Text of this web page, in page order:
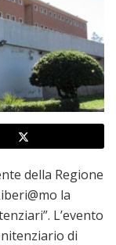
della Regione
la
L’evento
di